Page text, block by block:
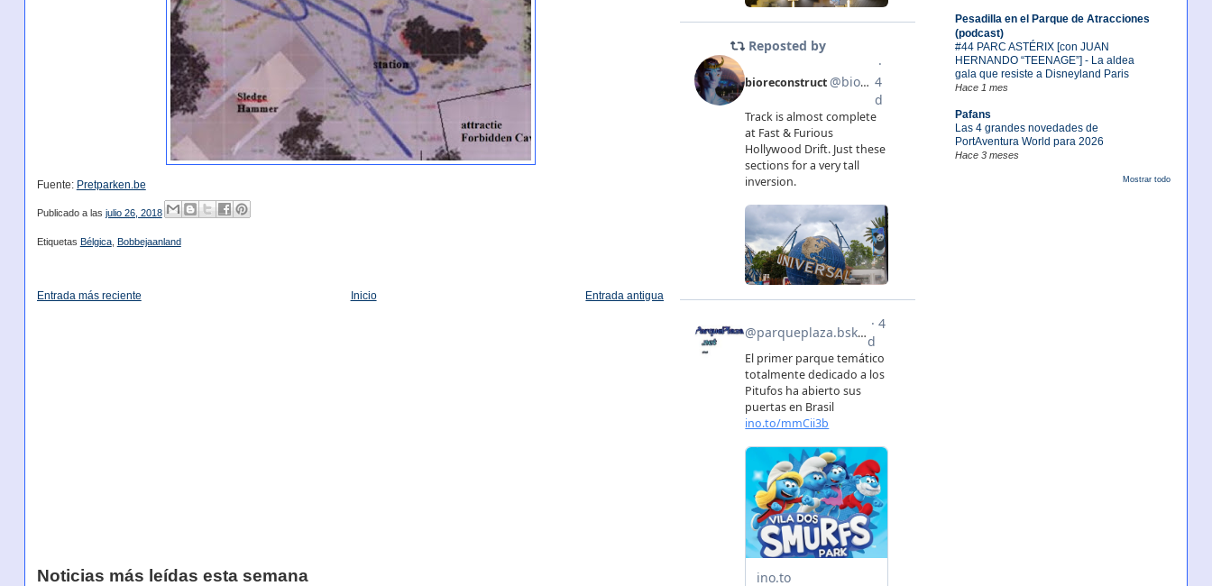
Pesadilla en el Parque de Atracciones
(podcast)
#44 PARC ASTÉRIX [con JUAN
HERNANDO “TEENAGE”] - La aldea
gala que resiste a Disneyland Paris
Hace 1 mes
Pafans
Las 4 grandes novedades de
PortAventura World para 2026
Hace 3 meses
Mostrar todo
Fuente: Pretparken.be
Publicado a las julio 26, 2018
Etiquetas Bélgica, Bobbejaanland
Entrada más reciente Entrada antigua
Inicio
Noticias más leídas esta semana